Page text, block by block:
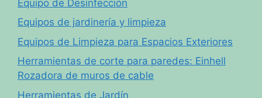
Equipo de Desinfección
Equipos de jardinería y limpieza
Equipos de Limpieza para Espacios Exteriores
Herramientas de corte para paredes: Einhell
Rozadora de muros de cable
Herramientas de Jardín